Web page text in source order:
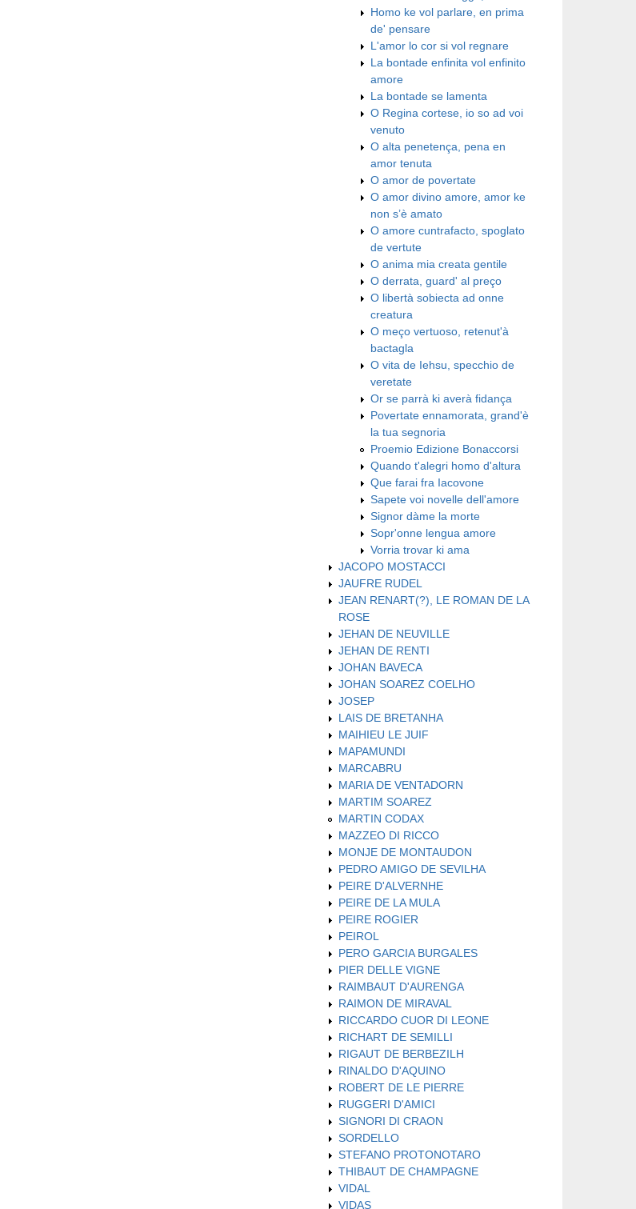
Homo ke vol parlare, en prima
de' pensare
L'amor lo cor si vol regnare
La bontade enfinita vol enfinito
amore
La bontade se lamenta
O Regina cortese, io so ad voi
venuto
O alta penetença, pena en
amor tenuta
O amor de povertate
O amor divino amore, amor ke
non s’è amato
O amore cuntrafacto, spoglato
de vertute
O anima mia creata gentile
O derrata, guard' al preço
O libertà sobiecta ad onne
creatura
O meço vertuoso, retenut'à
bactagla
O vita de Iehsu, specchio de
veretate
Or se parrà ki averà fidança
Povertate ennamorata, grand'è
la tua segnoria
Proemio Edizione Bonaccorsi
Quando t'alegri homo d'altura
Que farai fra Iacovone
Sapete voi novelle dell'amore
Signor dàme la morte
Sopr'onne lengua amore
Vorria trovar ki ama
JACOPO MOSTACCI
JAUFRE RUDEL
JEAN RENART(?), LE ROMAN DE LA
ROSE
JEHAN DE NEUVILLE
JEHAN DE RENTI
JOHAN BAVECA
JOHAN SOAREZ COELHO
JOSEP
LAIS DE BRETANHA
MAIHIEU LE JUIF
MAPAMUNDI
MARCABRU
MARIA DE VENTADORN
MARTIM SOAREZ
MARTIN CODAX
MAZZEO DI RICCO
MONJE DE MONTAUDON
PEDRO AMIGO DE SEVILHA
PEIRE D'ALVERNHE
PEIRE DE LA MULA
PEIRE ROGIER
PEIROL
PERO GARCIA BURGALES
PIER DELLE VIGNE
RAIMBAUT D'AURENGA
RAIMON DE MIRAVAL
RICCARDO CUOR DI LEONE
RICHART DE SEMILLI
RIGAUT DE BERBEZILH
RINALDO D'AQUINO
ROBERT DE LE PIERRE
RUGGERI D'AMICI
SIGNORI DI CRAON
SORDELLO
STEFANO PROTONOTARO
THIBAUT DE CHAMPAGNE
VIDAL
VIDAS